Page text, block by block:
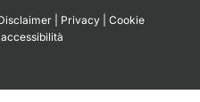
Privacy
Cookie